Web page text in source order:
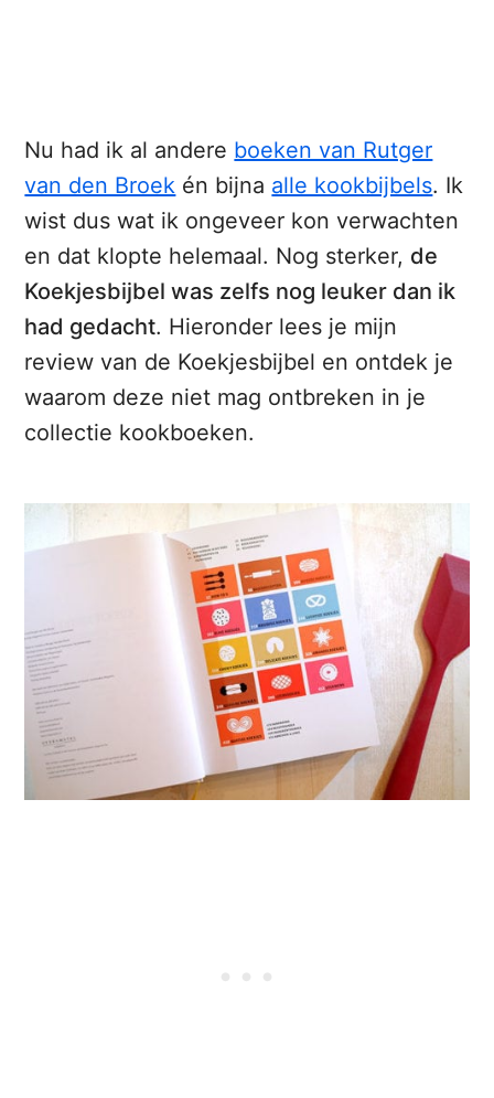
Nu had ik al andere boeken van Rutger
van den Broek én bijna alle kookbijbels. Ik
wist dus wat ik ongeveer kon verwachten
en dat klopte helemaal. Nog sterker, de
Koekjesbijbel was zelfs nog leuker dan ik
had gedacht. Hieronder lees je mijn
review van de Koekjesbijbel en ontdek je
waarom deze niet mag ontbreken in je
collectie kookboeken.